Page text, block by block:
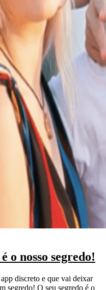
o nosso segredo!
discreto e que vai deixar
segredo! O seu segredo é o